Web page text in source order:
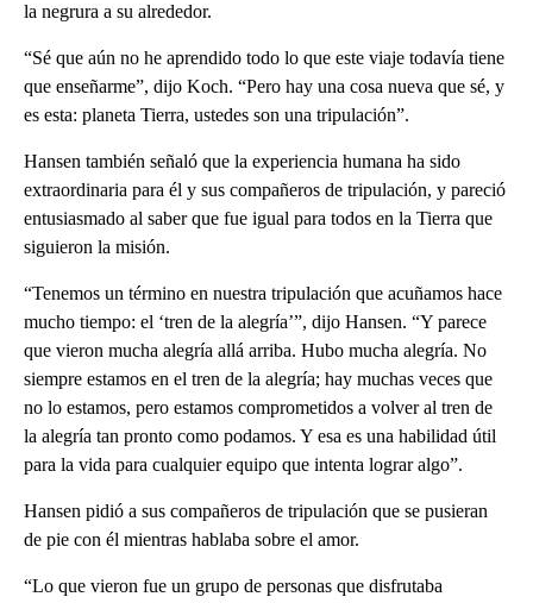
la negrura a su alrededor.
“Sé que aún no he aprendido todo lo que este viaje todavía tiene
que enseñarme”, dijo Koch. “Pero hay una cosa nueva que sé, y
es esta: planeta Tierra, ustedes son una tripulación”.
Hansen también señaló que la experiencia humana ha sido
extraordinaria para él y sus compañeros de tripulación, y pareció
entusiasmado al saber que fue igual para todos en la Tierra que
siguieron la misión.
“Tenemos un término en nuestra tripulación que acuñamos hace
mucho tiempo: el ‘tren de la alegría’”, dijo Hansen. “Y parece
que vieron mucha alegría allá arriba. Hubo mucha alegría. No
siempre estamos en el tren de la alegría; hay muchas veces que
no lo estamos, pero estamos comprometidos a volver al tren de
la alegría tan pronto como podamos. Y esa es una habilidad útil
para la vida para cualquier equipo que intenta lograr algo”.
Hansen pidió a sus compañeros de tripulación que se pusieran
de pie con él mientras hablaba sobre el amor.
“Lo que vieron fue un grupo de personas que disfrutaba